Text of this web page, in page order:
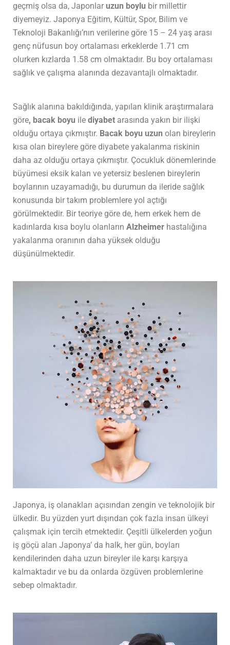
geçmiş olsa da, Japonlar uzun boylu bir millettir
diyemeyiz. Japonya Eğitim, Kültür, Spor, Bilim ve
Teknoloji Bakanlığı’nın verilerine göre 15 – 24 yaş arası
genç nüfusun boy ortalaması erkeklerde 1.71 cm
olurken kızlarda 1.58 cm olmaktadır. Bu boy ortalaması
sağlık ve çalışma alanında dezavantajlı olmaktadır.
Sağlık alanına bakıldığında, yapılan klinik araştırmalara
göre, bacak boyu ile diyabet arasında yakın bir ilişki
olduğu ortaya çıkmıştır. Bacak boyu uzun olan bireylerin
kısa olan bireylere göre diyabete yakalanma riskinin
daha az olduğu ortaya çıkmıştır. Çocukluk dönemlerinde
büyümesi eksik kalan ve yetersiz beslenen bireylerin
boylarının uzayamadığı, bu durumun da ileride sağlık
konusunda bir takım problemlere yol açtığı
görülmektedir. Bir teoriye göre de, hem erkek hem de
kadınlarda kısa boylu olanların Alzheimer hastalığına
yakalanma oranının daha yüksek olduğu
düşünülmektedir.
Japonya, iş olanakları açısından zengin ve teknolojik bir
ülkedir. Bu yüzden yurt dışından çok fazla insan ülkeyi
çalışmak için tercih etmektedir. Çeşitli ülkelerden yoğun
iş göçü alan Japonya’ da halk, her gün, boyları
kendilerinden daha uzun bireyler ile karşı karşıya
kalmaktadır ve bu da onlarda özgüven problemlerine
sebep olmaktadır.